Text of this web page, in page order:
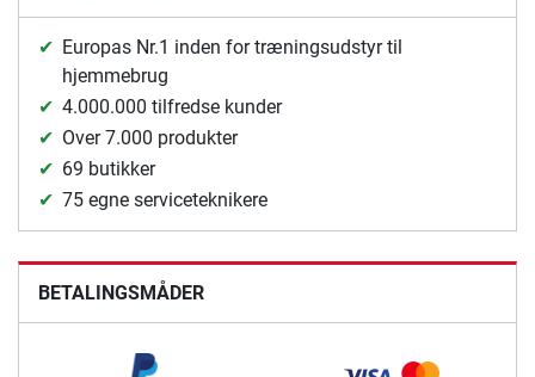
Europas Nr.1 inden for træningsudstyr til
hjemmebrug
4.000.000 tilfredse kunder
Over 7.000 produkter
69 butikker
75 egne serviceteknikere
BETALINGSMÅDER